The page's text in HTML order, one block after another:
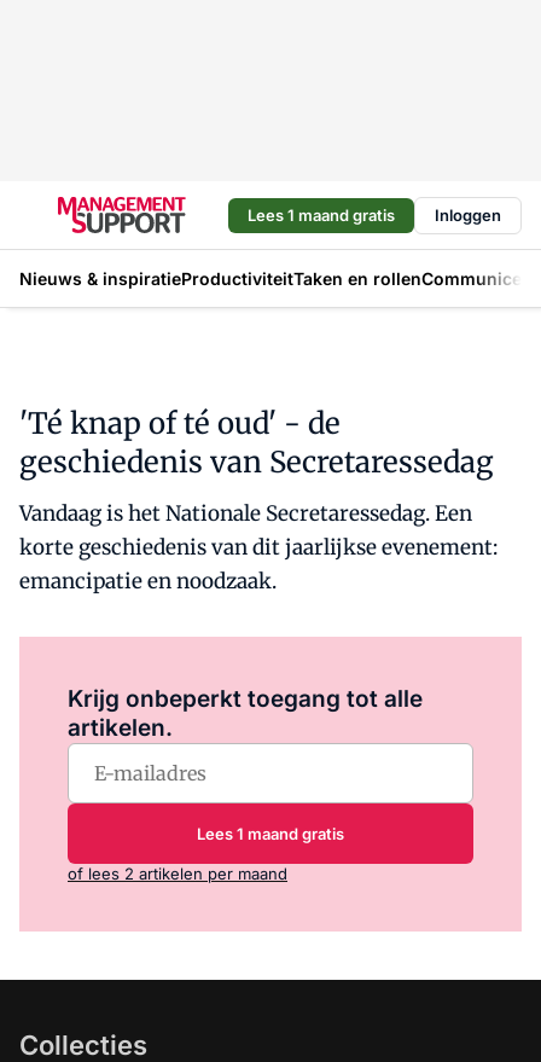
Lees 1 maand gratis Inloggen
Nieuws & inspiratieProductiviteitTaken en rollen
'Té knap of té oud' - de
geschiedenis van Secretaressedag
Vandaag is het Nationale Secretaressedag. Een
korte geschiedenis van dit jaarlijkse evenement:
emancipatie en noodzaak.
Krijg onbeperkt toegang tot alle
artikelen.
Lees 1 maand gratis
of lees 2 artikelen per maand
Collecties